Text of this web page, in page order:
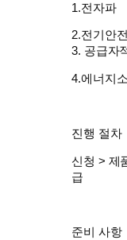
1.전자파
2.전기안
3. 공급자
4.에너지
진행 절차
신청 > 제
급
준비 사항